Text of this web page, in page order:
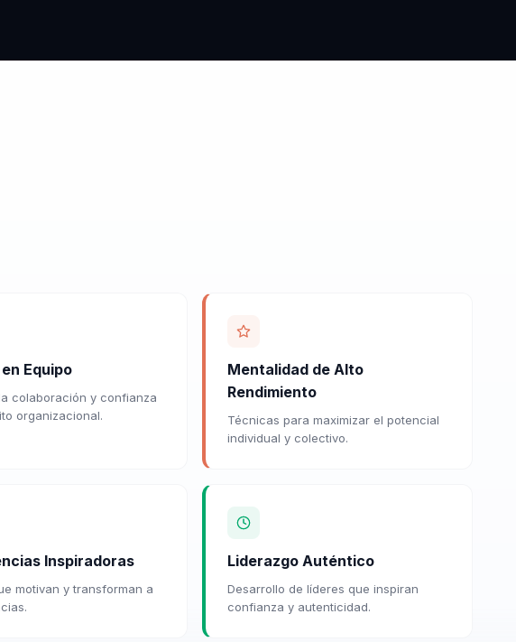
Equipo
colaboración y confianza
organizacional.
Mentalidad de Alto
Rendimiento
Técnicas para maximizar el potencial
individual y colectivo.
Inspiradoras
motivan y transforman a
Liderazgo Auténtico
Desarrollo de líderes que inspiran
confianza y autenticidad.